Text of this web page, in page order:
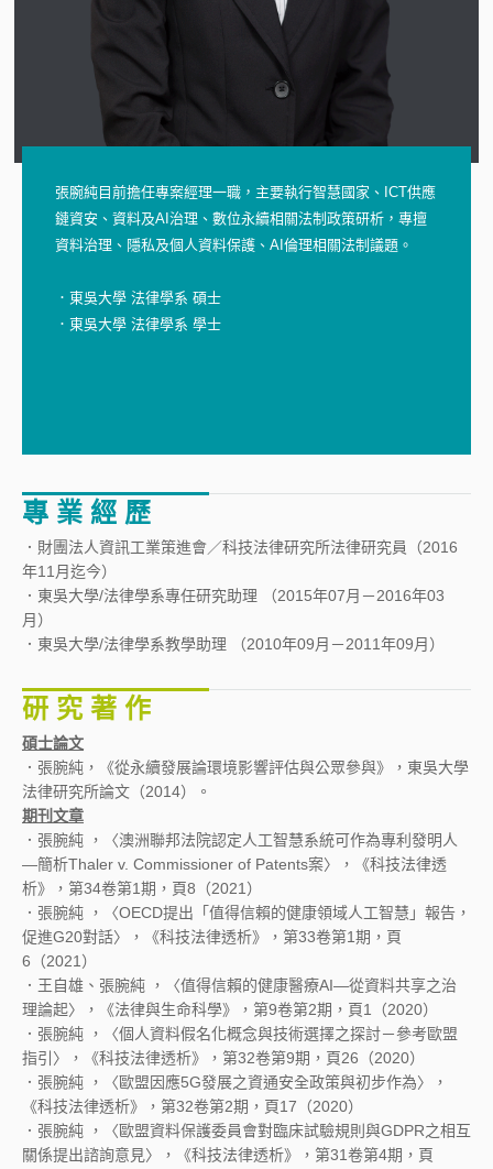
張腕純目前擔任專案經理一職，主要執行智慧國家、ICT供應
鏈資安、資料及AI治理、數位永續相關法制政策研析，專擅
資料治理、隱私及個人資料保護、AI倫理相關法制議題。
．東吳大學 法律學系 碩士
．東吳大學 法律學系 學士
專 業 經 歷
．財團法人資訊工業策進會／科技法律研究所法律研究員（2016
年11月迄今）
．東吳大學/法律學系專任研究助理 （2015年07月－2016年03
月）
．東吳大學/法律學系教學助理 （2010年09月－2011年09月）
研 究 著 作
碩士論文
．張腕純，《從永續發展論環境影響評估與公眾參與》，東吳大學
法律研究所論文（2014）。
期刊文章
．張腕純 ，〈澳洲聯邦法院認定人工智慧系統可作為專利發明人
—簡析Thaler v. Commissioner of Patents案〉，《科技法律透
析》，第34卷第1期，頁8（2021）
．張腕純 ，〈OECD提出「值得信賴的健康領域人工智慧」報告，
促進G20對話〉，《科技法律透析》，第33卷第1期，頁
6（2021）
．王自雄、張腕純 ，〈值得信賴的健康醫療AI—從資料共享之治
理論起〉，《法律與生命科學》，第9卷第2期，頁1（2020）
．張腕純 ，〈個人資料假名化概念與技術選擇之探討－參考歐盟
指引〉，《科技法律透析》，第32卷第9期，頁26（2020）
．張腕純 ，〈歐盟因應5G發展之資通安全政策與初步作為〉，
《科技法律透析》，第32卷第2期，頁17（2020）
．張腕純 ，〈歐盟資料保護委員會對臨床試驗規則與GDPR之相互
關係提出諮詢意見〉，《科技法律透析》，第31卷第4期，頁